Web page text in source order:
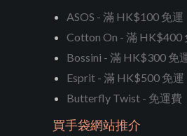
ASOS - 滿 HK$100 免運
Cotton On - 滿 HK$400
Bossini - 滿 HK$300 免
Esprit - 滿 HK$500 免運
Butterfly Twist - 免運費
買手袋網站推介